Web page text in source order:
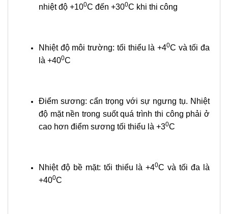
nhiệt độ +100C đến +300C khi thi công
Nhiệt độ môi trường: tối thiểu là +40C và tối đa
là +400C
Điểm sương: cẩn trọng với sự ngưng tụ. Nhiệt
độ mặt nền trong suốt quá trình thi công phải ở
cao hơn điểm sương tối thiểu là +30C
Nhiệt độ bề mặt: tối thiểu là +40C và tối đa là
+400C